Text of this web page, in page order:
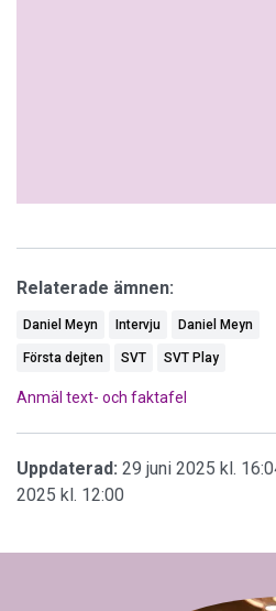
Relaterade ämnen:
Daniel Meyn Intervju Daniel Meyn
Första dejten SVT SVT Play
Anmäl text- och faktafel
Uppdaterad: 29 juni 2025 kl.
2025 kl. 12:00